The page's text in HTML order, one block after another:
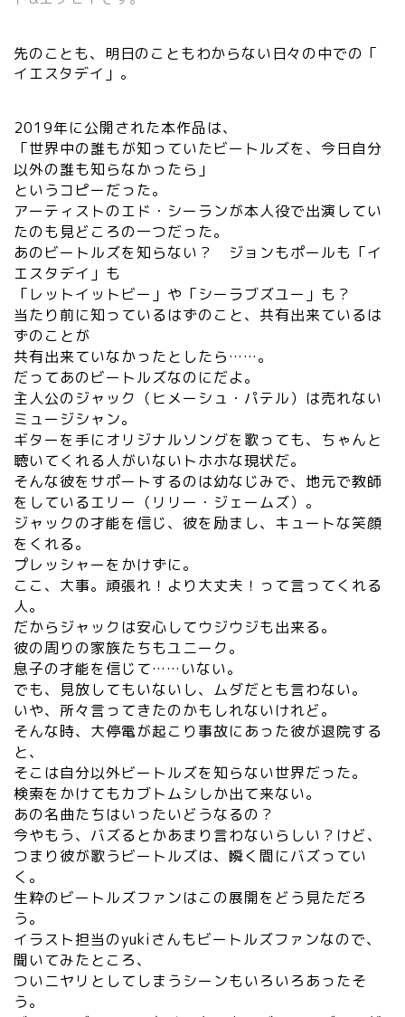
先のことも、明日のこともわからない日々の中での「
イエスタデイ」。
2019年に公開された本作品は、
「世界中の誰もが知っていたビートルズを、 今日自分
以外の誰も知らなかったら」
というコピーだった。
アーティストのエド・シーランが本人役で出演してい
たのも見どころの一つだった。
あのビートルズを知らない？ ジョンもポールも「イ
エスタデイ」も
「レットイットビー」や「シーラブズユー」も？
当たり前に知っているはずのこと、 共有出来ているは
ずのことが
共有出来ていなかったとしたら……。
だってあのビートルズなのにだよ。
主人公のジャック（ヒメーシュ・パテル）は売れない
ミュージシャン。
ギターを手にオリジナルソングを歌っても、 ちゃんと
聴いてくれる人がいないトホホな現状だ。
そんな彼をサポートするのは幼なじみで、 地元で教師
をしているエリー（リリー・ジェームズ）。
ジャックの才能を信じ、彼を励まし、キュートな笑顔
をくれる。
プレッシャーをかけずに。
ここ、大事。頑張れ！より大丈夫！って言ってくれる
人。
だからジャックは安心してウジウジも出来る。
彼の周りの家族たちもユニーク。
息子の才能を信じて……いない。
でも、見放してもいないし、ムダだとも言わない。
いや、所々言ってきたのかもしれないけれど。
そんな時、大停電が起こり事故にあった彼が退院する
と、
そこは自分以外ビートルズを知らない世界だった。
検索をかけてもカブトムシしか出て来ない。
あの名曲たちはいったいどうなるの？
今やもう、バズるとかあまり言わないらしい？けど、
つまり彼が歌うビートルズは、瞬く間にバズってい
く。
生粋のビートルズファンはこの展開をどう見ただろ
う。
イラスト担当のyukiさんもビートルズファンなので、
聞いてみたところ、
ついニヤリとしてしまうシーンもいろいろあったそ
う。